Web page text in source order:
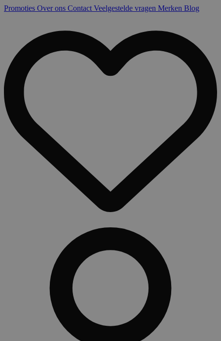
Promoties Over ons Contact Veelgestelde vragen Merken Blog